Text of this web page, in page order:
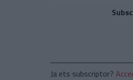
Ja ets subscriptor?